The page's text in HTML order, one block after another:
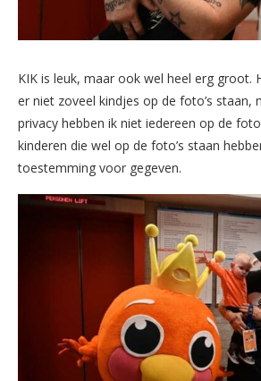
KIK is leuk, maar ook wel heel erg groot.
er niet zoveel kindjes op de foto’s staan,
privacy hebben ik niet iedereen op de
kinderen die wel op de foto’s staan
toestemming voor gegeven.